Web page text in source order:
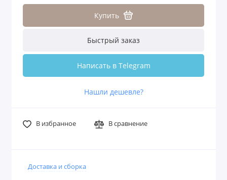
Купить
Быстрый заказ
Написать в Telegram
Нашли дешевле?
В избранное В сравнение
Доставка и сборка